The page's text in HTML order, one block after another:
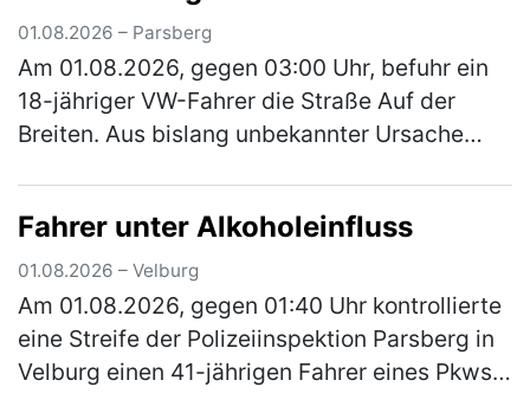
(mehr)
01.08.2026 – Parsberg
Am 01.08.2026, gegen 03:00 Uhr, befuhr ein
18-jähriger VW-Fahrer die Straße Auf der
Breiten. Aus bislang unbekannter Ursache
(mehr)
Fahrer unter Alkoholeinfluss
01.08.2026 – Velburg
Am 01.08.2026, gegen 01:40 Uhr kontrollierte
eine Streife der Polizeiinspektion Parsberg in
Velburg einen 41-jährigen Fahrer eines Pkws.